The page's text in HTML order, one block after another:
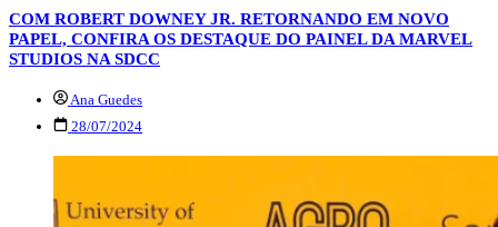
COM ROBERT DOWNEY JR. RETORNANDO EM NOVO
PAPEL, CONFIRA OS DESTAQUE DO PAINEL DA MARVEL
STUDIOS NA SDCC
Ana Guedes
28/07/2024